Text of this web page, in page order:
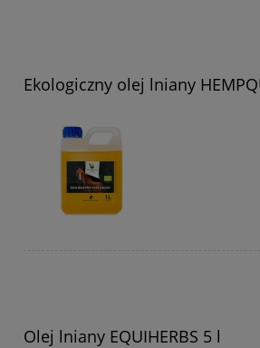
Ekologiczny olej lniany
Olej lniany EQUIHERBS 5 l